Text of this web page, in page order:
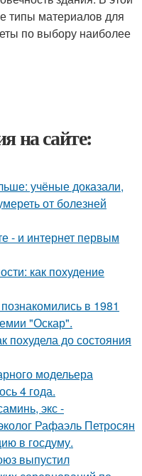
типы материалов для
по выбору наиболее
на сайте:
учёные доказали,
от болезней
- и интернет первым
как похудение
в 1981
"Оскар".
похудела до состояния
модельера
4 года.
экс -
Рафаэль Петросян
в госдуму.
выпустил